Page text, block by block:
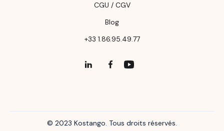
CGU / CGV
Blog
+33 1.86.95.49.77
© 2023 Kostango. Tous droits réservés.